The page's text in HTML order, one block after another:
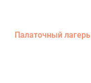
Палаточный лагерь